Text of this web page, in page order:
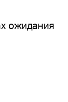
ожидания